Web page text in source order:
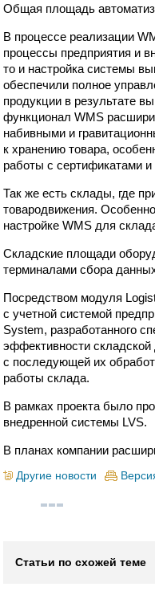
Общая площадь
В процессе реализации
процессы предприятия и
то и настройка системы
обеспечили полное
продукции в результате
функционал WMS
набивными и
к хранению товара,
работы с сертификатами
Так же есть склады, где
товародвижения.
настройке WMS для
Складские площади
терминалами сбора
Посредством модуля
с учетной системой
System, разработанного
эффективности
с последующей их
работы склада.
В рамках проекта было
внедренной системы LVS.
В планах компании
Другие новости
Статьи по схожей теме